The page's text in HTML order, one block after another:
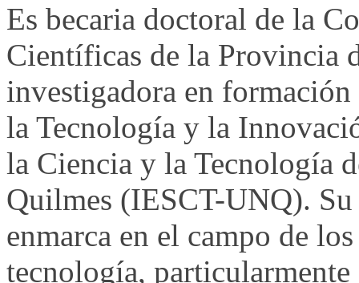
Es becaria doctoral de la
Científicas de la Provincia
investigadora en formación
la Tecnología y la
la Ciencia y la Tecnología
Quilmes (IESCT-UNQ).
enmarca en el campo de
tecnología,